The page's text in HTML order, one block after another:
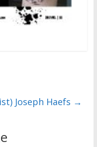
Joseph Haefs →